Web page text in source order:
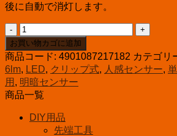
後に自動で消灯します。
エ
ル
パ
LED
ナ
イ
ラ
お買い物カゴに追加
商品コード: 4901087217182 カテゴリ
6lm, LED, クリップ式, 人感センサー,
用 , 明暗センサー
商品一覧
DIY用品
先端工具